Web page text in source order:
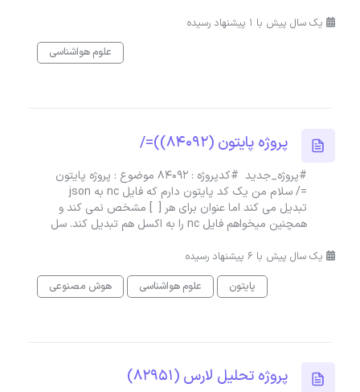
یک سال پیش با 1 پیشنهاد رسیده
علوم هواشناسی
پروژه پایتون (84092))=/
#پروژه_جدید #کدپروژه : 84092 موضوع : پروژه پایتون
=/ سلام من یک کد پایتون دارم که فایل nc به json
تبدیل می کند اما عنوان برای هر [ ] مشخص نمی کند و
همچنین میخواهم فایل nc را به اکسل هم تبدیل کند. سل
یک سال پیش با 6 پیشنهاد رسیده
پایتون
علوم هواشناسی هوش مصنوعی
پروژه تحلیل لارس (82951)